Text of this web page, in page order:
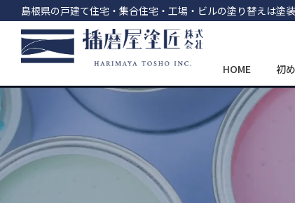
コ
ン
テ
ン
ツ
へ
ナ
ビ
ゲ
ー
シ
ョ
島根県の戸建て住宅・集合住宅・工場・ビルの塗り替えは塗
HOME 初